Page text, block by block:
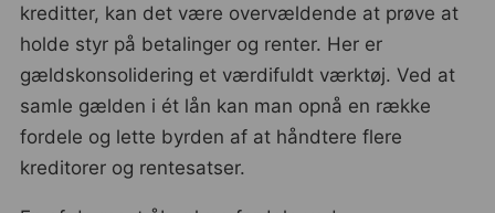
kreditter, kan det være overvældende at prøve at
holde styr på betalinger og renter. Her er
gældskonsolidering et værdifuldt værktøj. Ved at
samle gælden i ét lån kan man opnå en række
fordele og lette byrden af at håndtere flere
kreditorer og rentesatser.